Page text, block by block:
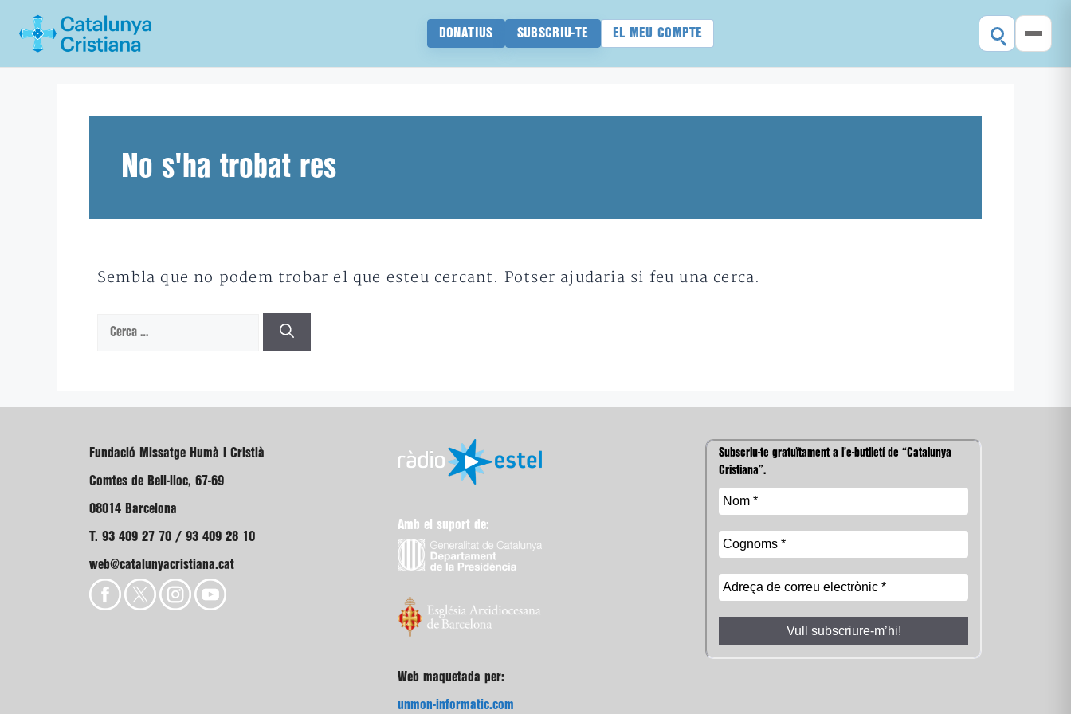
DONATIUS SUBSCRIU-TE EL MEU COMPTE
No s'ha trobat res
Sembla que no podem trobar el que esteu cercant. Potser ajudaria si feu una cerca.
Cerca:
Fundació Missatge Humà i Cristià
Comtes de Bell-lloc, 67-69
08014 Barcelona
T. 93 409 27 70 / 93 409 28 10
web@catalunyacristiana.cat
Amb el suport de:
Web maquetada per:
unmon-informatic.com
Subscriu-te gratuïtament a l’e-butlletí de “Catalunya
Cristiana”.